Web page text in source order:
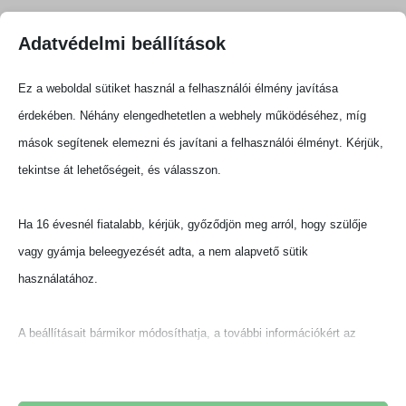
Fotódokumentáció
Adatvédelmi beállítások
Ez a weboldal sütiket használ a felhasználói élmény javítása
érdekében. Néhány elengedhetetlen a webhely működéséhez, míg
mások segítenek elemezni és javítani a felhasználói élményt. Kérjük,
tekintse át lehetőségeit, és válasszon.
Ha 16 évesnél fiatalabb, kérjük, győződjön meg arról, hogy szülője
vagy gyámja beleegyezését adta, a nem alapvető sütik
használatához.
A beállításait bármikor módosíthatja, a további információkért az